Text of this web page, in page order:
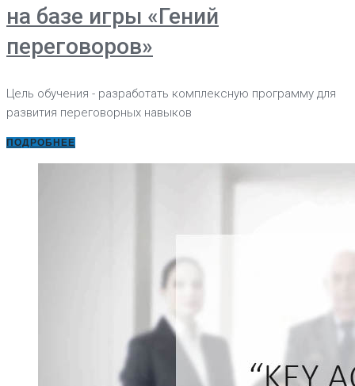
на базе игры «Гений
переговоров»
Цель обучения - разработать комплексную программу для
развития переговорных навыков
ПОДРОБНЕЕ